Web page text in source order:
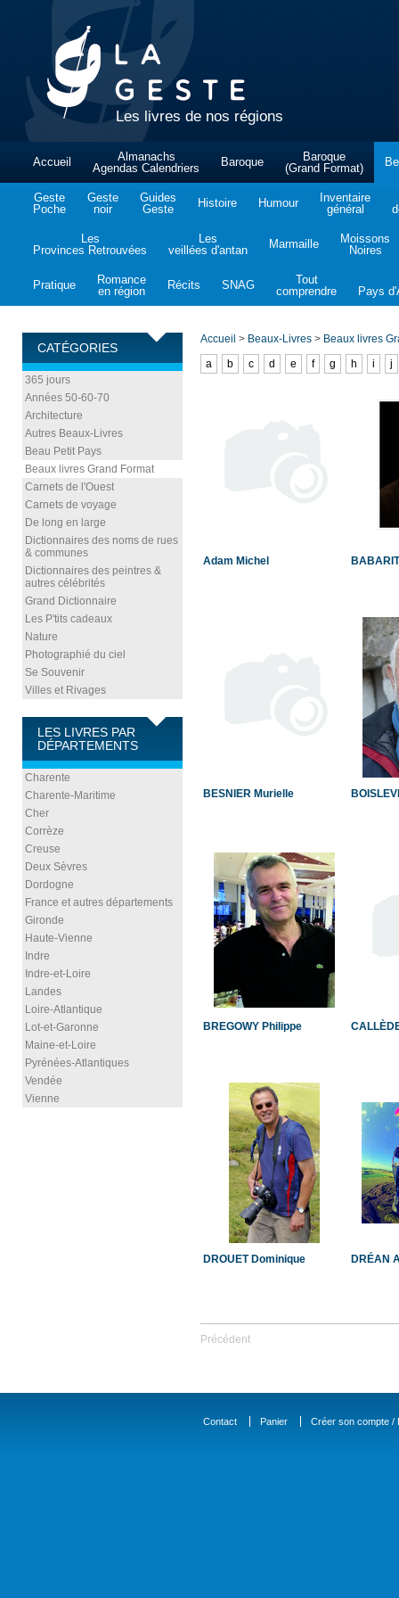
Les livres de nos régions
Accueil
Almanachs
Agendas Calendriers
Baroque
Baroque
(Grand Format)
Geste
Poche
Geste
noir
Guides
Geste
Histoire Humour
Inventaire
général
Les
Provinces Retrouvées
Les
veillées d'antan
Marmaille
Moissons
Noires
Pratique
Romance
en région
Récits SNAG
Tout
comprendre
Pays
CATÉGORIES
365 jours
Années 50-60-70
Architecture
Autres Beaux-Livres
Beau Petit Pays
Beaux livres Grand Format
Carnets de l'Ouest
Carnets de voyage
De long en large
Dictionnaires des noms de rues
& communes
Dictionnaires des peintres &
autres célébrités
Grand Dictionnaire
Les P'tits cadeaux
Nature
Photographié du ciel
Se Souvenir
Villes et Rivages
LES LIVRES PAR
DÉPARTEMENTS
Charente
Charente-Maritime
Cher
Corrèze
Creuse
Deux Sèvres
Dordogne
France et autres départements
Gironde
Haute-Vienne
Indre
Indre-et-Loire
Landes
Loire-Atlantique
Lot-et-Garonne
Maine-et-Loire
Pyrénées-Atlantiques
Vendée
Vienne
Accueil > Beaux-Livres > Beaux livres
a
b c d e f g h i j
Adam Michel
BESNIER Murielle
BREGOWY Philippe
DROUET Dominique DRÉAN
Précédent
Contact Panier Créer son compte /